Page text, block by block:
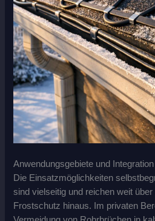
Anwendungsgebiete und
Die Einsatzmöglichkeiten
sind vielseitig und reichen weit
Frostschutz hinaus. Im privaten